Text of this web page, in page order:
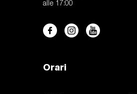
alle 17:00
Orari